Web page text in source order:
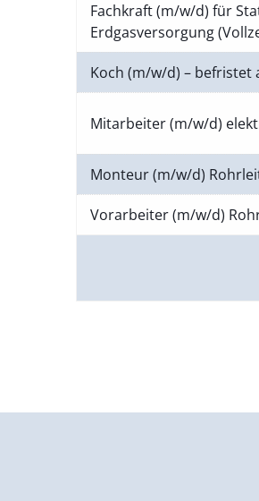
Fachkraft (m/w/d) für
Erdgasversorgung
Koch (m/w/d) – befristet
Mitarbeiter (m/w/d)
Monteur (m/w/d)
Vorarbeiter (m/w/d)